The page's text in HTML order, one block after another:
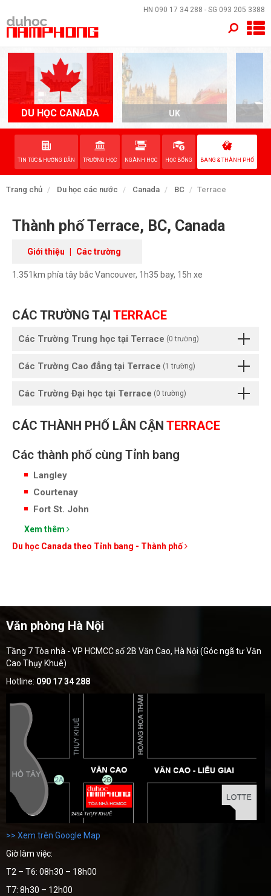
HN 090 17 34 288 - SG 093 205 3388
DU HỌC CANADA UK
TIN TỨC & HƯỚNG DẪN TRƯỜNG HỌC NGÀNH HỌC HỌC BỔNG BANG & THÀNH PHỐ
Trang chủ Du học các nước Canada BC Terrace
Thành phố Terrace, BC, Canada
Giới thiệu | Các trường
1.351km phía tây bắc Vancouver, 1h35 bay, 15h xe
CÁC TRƯỜNG TẠI TERRACE
Các Trường Trung học tại Terrace (0 trường)
Các Trường Cao đẳng tại Terrace (1 trường)
Các Trường Đại học tại Terrace (0 trường)
CÁC THÀNH PHỐ LÂN CẬN TERRACE
Các thành phố cùng Tỉnh bang
Langley
Courtenay
Fort St. John
Xem thêm
Du học Canada theo Tỉnh bang - Thành phố
Văn phòng Hà Nội
Tầng 7 Tòa nhà - VP HCMCC số 2B Văn Cao, Hà Nội (Góc ngã tư Văn
Cao Thụy Khuê)
Hotline: 090 17 34 288
>> Xem trên Google Map
Giờ làm việc:
T2 – T6: 08h30 – 18h00
T7: 8h30 – 12h00
×
TRANG CHỦ
QUỐC GIA
EVENTS
DỊCH VỤ
VỀ NAM PHONG